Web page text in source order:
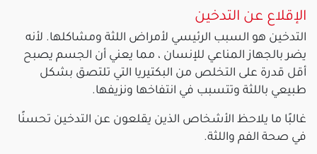
الإقلاع عن التدخين
التدخين هو السبب الرئيسي لأمراض اللثة ومشاكلها. لأنه
يضر بالجهاز المناعي للإنسان ، مما يعني أن الجسم يصبح
أقل قدرة على التخلص من البكتيريا التي تلتصق بشكل
طبيعي باللثة وتتسبب في انتفاخها ونزيفها.
غالبًا ما يلاحظ الأشخاص الذين يقلعون عن التدخين تحسنًا
في صحة الفم واللثة.